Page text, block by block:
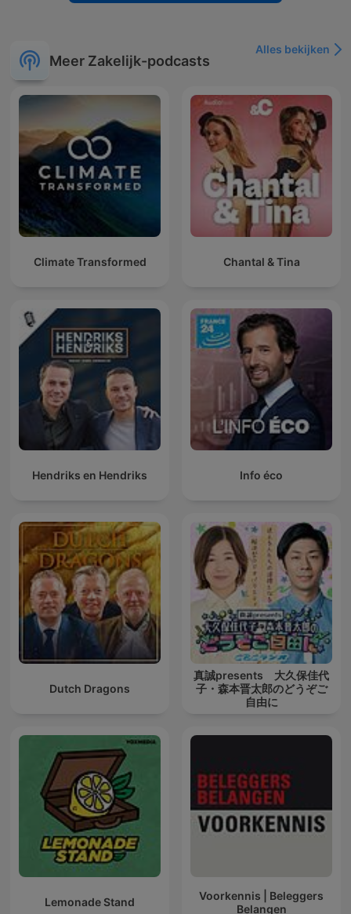
Meer Zakelijk-podcasts
Alles bekijken
Climate Transformed Chantal & Tina
Hendriks en Hendriks Info éco
Dutch Dragons
真誠presents 大久保佳代
子・森本晋太郎のどうぞご
自由に
Lemonade Stand
Voorkennis | Beleggers
Belangen